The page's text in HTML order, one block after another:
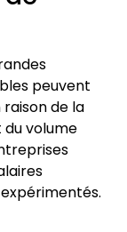
peuvent
de la
volume